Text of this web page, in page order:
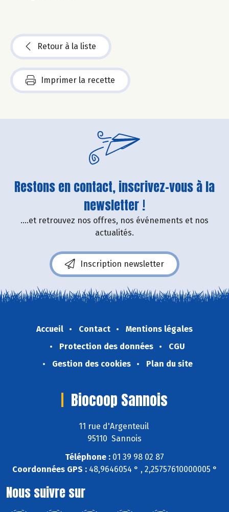
Retour à la liste
Imprimer la recette
Restons en contact, inscrivez-vous à la
newsletter !
....et retrouvez nos offres, nos événements et nos
actualités.
Inscription newsletter
Accueil Contact
Mentions légales
Protection des données
CGU
Gestion des cookies
Plan du site
Biocoop Sannois
11 rue d'Argenteuil
95110 Sannois
Téléphone : 01 39 98 02 87
Coordonnées GPS :48,9646054 ° , 2,25757610000005 °
Nous suivre sur